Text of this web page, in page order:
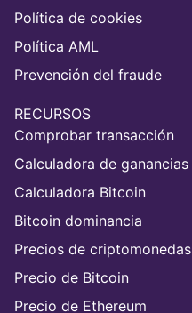
Política de cookies
Política AML
Prevención del fraude
RECURSOS
Comprobar transacción
Calculadora de ganancias
Calculadora Bitcoin
Bitcoin dominancia
Precios de criptomonedas
Precio de Bitcoin
Precio de Ethereum